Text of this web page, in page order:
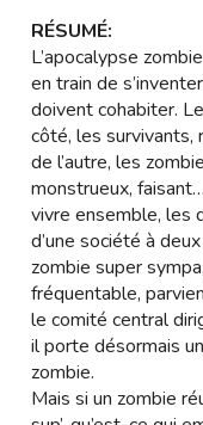
RÉSUMÉ:
L’apocalypse
en train de
doivent cohabiter.
côté, les survivants,
de l’autre, les
monstrueux,
vivre ensemble, les
d’une société à
zombie super
fréquentable,
le comité central
il porte désormais
zombie.
Mais si un zombie